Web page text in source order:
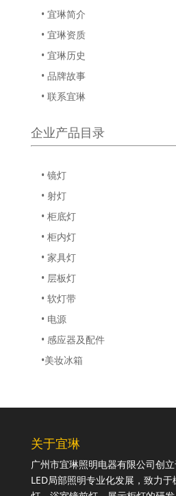
• 宜琳简介
• 宜琳资质
• 宜琳历史
• 品牌故事
• 联系宜琳
企业产品目录
• 镜灯
• 射灯
• 柜底灯
• 柜内灯
• 家具灯
• 层板灯
• 软灯带
• 电源
• 感应器及配件
•美妆冰箱
关于宜琳
广州市宜琳照明电器有限公司创
LED局部照明专业化发展，致力